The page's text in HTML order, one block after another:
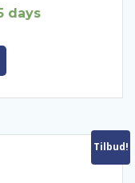
days
Tilbud!